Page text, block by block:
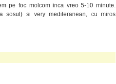
pe foc molcom inca vreo 5-10 minute.
sosul) si very mediteranean, cu miros